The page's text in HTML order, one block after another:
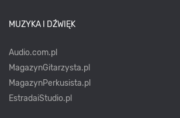
MUZYKA I DŹWIĘK
Audio.com.pl
MagazynGitarzysta.pl
MagazynPerkusista.pl
EstradaiStudio.pl